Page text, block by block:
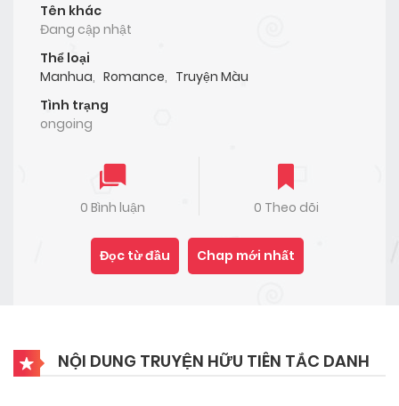
Tên khác
Đang cập nhật
Thể loại
Manhua, Romance, Truyện Màu
Tình trạng
ongoing
0 Bình luận 0 Theo dõi
Đọc từ đầu Chap mới nhất
NỘI DUNG TRUYỆN HỮU TIÊN TẮC DANH